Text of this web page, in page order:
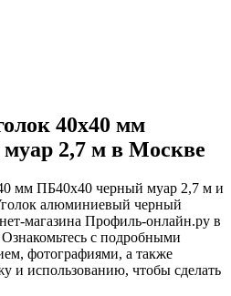
40х40 мм
2,7 м в Москве
мм ПБ40х40 черный муар 2,7 м и
алюминиевый черный
магазина Профиль-онлайн.ру в
с подробными
фотографиями, а также
и использованию, чтобы сделать